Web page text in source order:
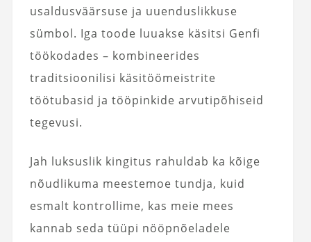
usaldusväärsuse ja uuenduslikkuse
sümbol. Iga toode luuakse käsitsi Genfi
töökodades – kombineerides
traditsioonilisi käsitöömeistrite
töötubasid ja tööpinkide arvutipõhiseid
tegevusi.
Jah luksuslik kingitus rahuldab ka kõige
nõudlikuma meestemoe tundja, kuid
esmalt kontrollime, kas meie mees
kannab seda tüüpi nööpnõeladele